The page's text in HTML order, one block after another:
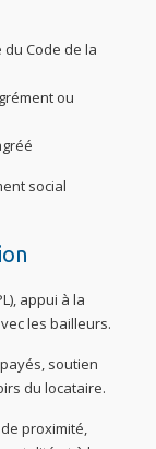
Code de la
ou
social
appui à la
les bailleurs.
soutien
du locataire.
proximité,